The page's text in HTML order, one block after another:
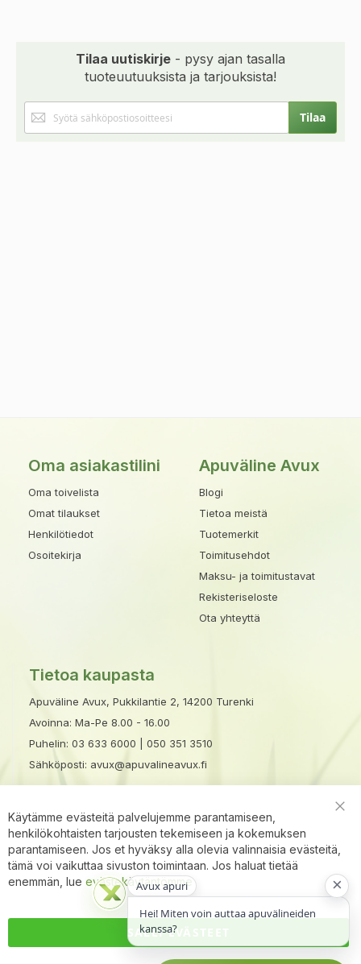
Tilaa uutiskirje - pysy ajan tasalla
tuoteuutuuksista ja tarjouksista!
uutiskirjeemme:
Tilaa
Oma asiakastilini
Oma toivelista
Omat tilaukset
Henkilötiedot
Osoitekirja
Apuväline Avux
Blogi
Tietoa meistä
Tuotemerkit
Toimitusehdot
Maksu- ja toimitustavat
Rekisteriseloste
Ota yhteyttä
Tietoa kaupasta
Apuväline Avux, Pukkilantie 2, 14200 Turenki
Avoinna: Ma-Pe 8.00 - 16.00
Puhelin: 03 633 6000
050 351 3510
Sähköposti: avux@apuvalineavux.fi
Avux apuri
Hei! Miten voin auttaa apuvälineiden
kanssa?
×
Käytämme evästeitä palvelujemme parantamiseen,
henkilökohtaisten tarjousten tekemiseen ja kokemuksen
parantamiseen. Jos et hyväksy alla olevia valinnaisia evästeitä,
tämä voi vaikuttaa sivuston toimintaan. Jos haluat tietää
enemmän, lue evästekäytäntömme
SALLI EVÄSTEET